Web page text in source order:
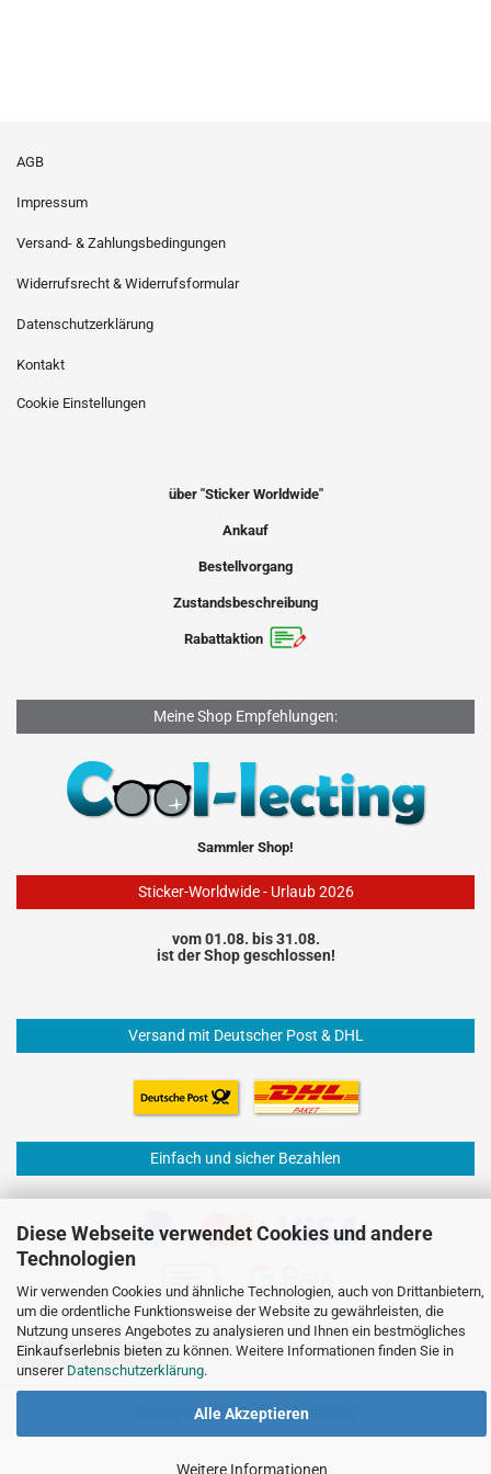
Diese Webseite verwendet Cookies und andere
Technologien
Wir verwenden Cookies und ähnliche Technologien, auch von Drittanbietern,
um die ordentliche Funktionsweise der Website zu gewährleisten, die
Nutzung unseres Angebotes zu analysieren und Ihnen ein bestmögliches
Einkaufserlebnis bieten zu können. Weitere Informationen finden Sie in
unserer Datenschutzerklärung.
Alle Akzeptieren
Weitere Informationen
AGB
Impressum
Versand- & Zahlungsbedingungen
Widerrufsrecht & Widerrufsformular
Datenschutzerklärung
Kontakt
Cookie Einstellungen
über "Sticker Worldwide"
Ankauf
Bestellvorgang
Zustandsbeschreibung
Rabattaktion
Meine Shop Empfehlungen:
Sammler Shop!
Sticker-Worldwide - Urlaub 2026
vom 01.08. bis 31.08.
ist der Shop geschlossen!
Versand mit Deutscher Post & DHL
Einfach und sicher Bezahlen
Vertrag widerrufen
Internetshopby Gambio.de © 2026